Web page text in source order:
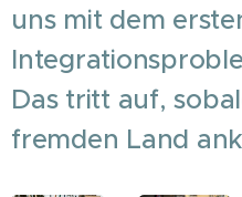
uns mit dem
Das tritt auf,
fremden Land